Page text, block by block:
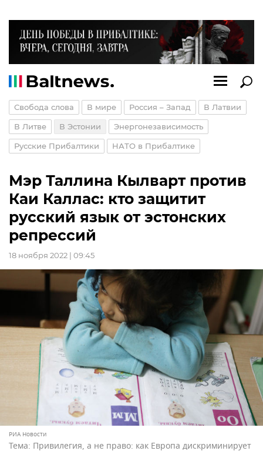
Свобода слова В мире Россия – Запад В Латвии
В Литве В Эстонии Энергонезависимость
Русские Прибалтики НАТО в Прибалтике
Мэр Таллина Кылварт против
Каи Каллас: кто защитит
русский язык от эстонских
репрессий
18 ноября 2022 | 09:45
РИА Новости
Тема: Привилегия, а не право: как Европа дискриминирует